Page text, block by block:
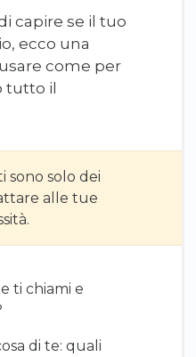
capire se il tuo
ecco una
come per
tutto il
sono solo dei
alle tue
ti chiami e
di te: quali